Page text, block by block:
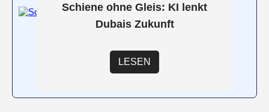
Schiene ohne Gleis: KI lenkt
Dubais Zukunft
LESEN